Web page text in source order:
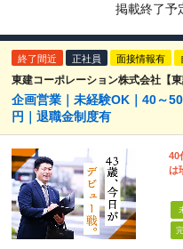
掲載終了予
終了間近 正社員 面接情報有
東建コーポレーション株式会社【
企画営業｜未経験OK｜40～
円｜退職金制度有
40
は